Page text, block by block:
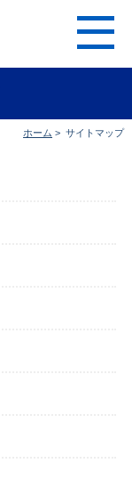
ホーム > サイトマップ